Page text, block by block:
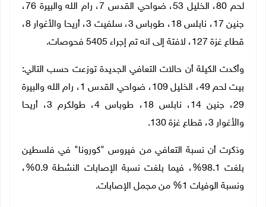
لحم 80، الخليل 53، ضواحي القدس 7، رام الله والبيرة 76،
جنين 17، نابلس 18، طوباس 3، سلفيت 3، أريحا والأغوار 8،
قطاع غزة 127، لافتة إلى انه تم إجراء 5405 فحوصات.
وأكدت الكيلة أن حالات التعافي الجديدة توزعت حسب التالي:
بيت لحم 49، الخليل 109، ضواحي القدس 1، رام الله والبيرة
29، جنين 14، نابلس 18، طوباس 4، طولكرم 3، أريحا
والأغوار 3، قطاع غزة 130.
وذكرت أن نسبة التعافي من فيروس "كورونا" في فلسطين
بلغت 98.1%، فيما بلغت نسبة الإصابات النشطة 0.9%،
ونسبة الوفيات 1% من مجمل الإصابات.